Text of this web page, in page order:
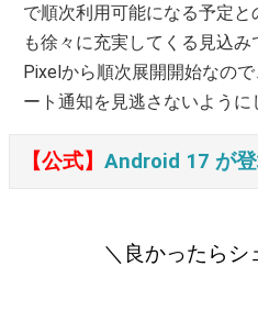
で順次利用可能になる予定
も徐々に充実してくる見込
Pixelから順次展開開始なの
ート通知を見逃さないように
【公式】 Android 17 が
＼良かったらシ